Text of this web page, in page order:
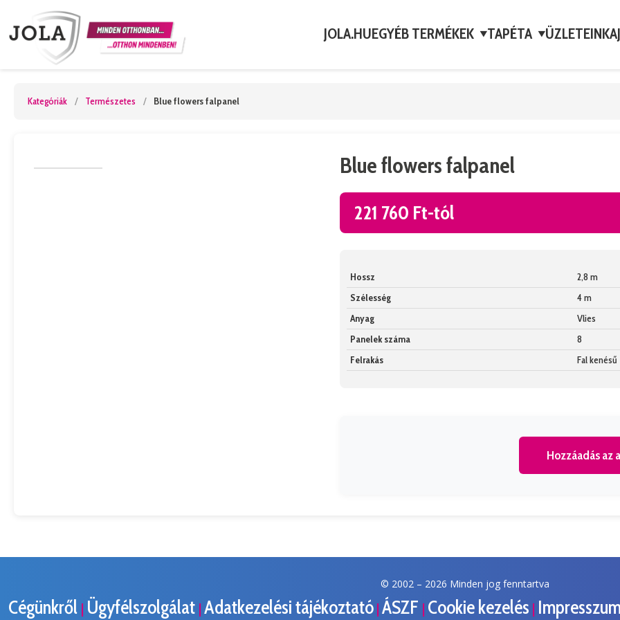
JOLA.HUEGYÉB TERMÉKEK ▼TAPÉTA ▼ÜZLETEINK
Kategóriák / Természetes / Blue flowers falpanel
Blue flowers falpanel
221 760 Ft-tól
Hossz
2,8 m
Szélesség
4 m
Anyag
Vlies
Panelek száma
8
Felrakás
Fal kenésű
Hozzáadás az
© 2002 – 2026 Minden jog fenntartva
Cégünkről | Ügyfélszolgálat | Adatkezelési tájékoztató | ÁSZF | Cookie kezelés |